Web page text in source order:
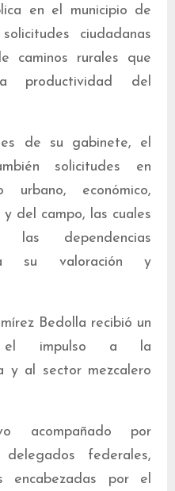
en el municipio de
ciudadanas
caminos rurales que
productividad del
de su gabinete, el
solicitudes en
económico,
del campo, las cuales
dependencias
su valoración y
Bedolla recibió un
el impulso a la
y al sector mezcalero
acompañado por
federales,
encabezadas por el